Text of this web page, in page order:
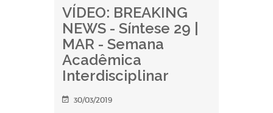
VÍDEO: BREAKING
NEWS - Síntese 29 |
MAR - Semana
Acadêmica
Interdisciplinar
30/03/2019